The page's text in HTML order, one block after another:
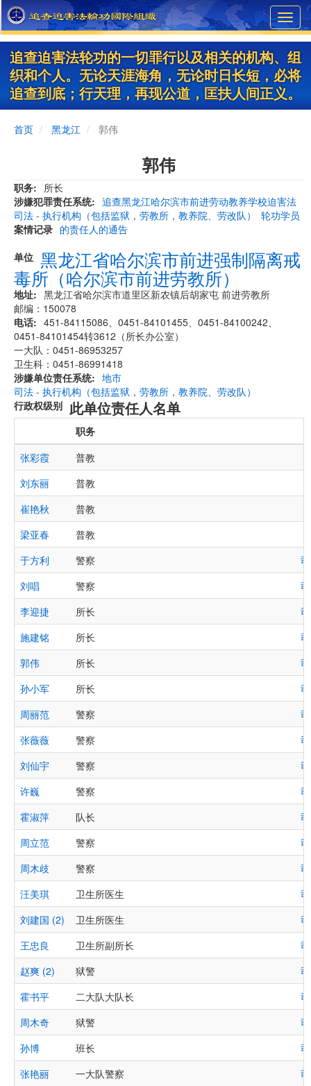
Skip
to
main
content
追查迫害法轮功的一切罪行以及相关的机构、组
织和个人。无论天涯海角，无论时日长短，必将
追查到底；行天理，再现公道，匡扶人间正义。
首页 黑龙江 郭伟
郭伟
职务
所长
涉嫌犯罪责任系统
司法 - 执行机构（包括监狱，劳教所，教养院、劳改队）
案情记录
追查黑龙江哈尔滨市前进劳动教养学校迫害法
轮功学员
的责任人的通告
单位 黑龙江省哈尔滨市前进强制隔离戒
毒所（哈尔滨市前进劳教所）
地址
黑龙江省哈尔滨市道里区新农镇后胡家屯 前进劳教所
邮编：150078
电话
451-84115086、0451-84101455、0451-84100242、
0451-84101454转3612（所长办公室）
一大队：0451-86953257
卫生科：0451-86991418
涉嫌单位责任系统
司法 - 执行机构（包括监狱，劳教所，教养院、劳改队）
行政权级别
地市
此单位责任人名单
职务
张彩霞
普教
刘东丽
普教
崔艳秋
普教
梁亚春
普教
于方利
警察
刘唱
警察
李迎捷
所长
施建铭
所长
郭伟
所长
孙小军
所长
周丽范
警察
张薇薇
警察
刘仙宇
警察
许巍
警察
霍淑萍
队长
周立范
警察
周木歧
警察
汪美琪
卫生所医生
刘建国 (2)
卫生所医生
王忠良
卫生所副所长
赵爽 (2)
狱警
霍书平
二大队大队长
周木奇
狱警
孙博
班长
张艳丽
一大队警察